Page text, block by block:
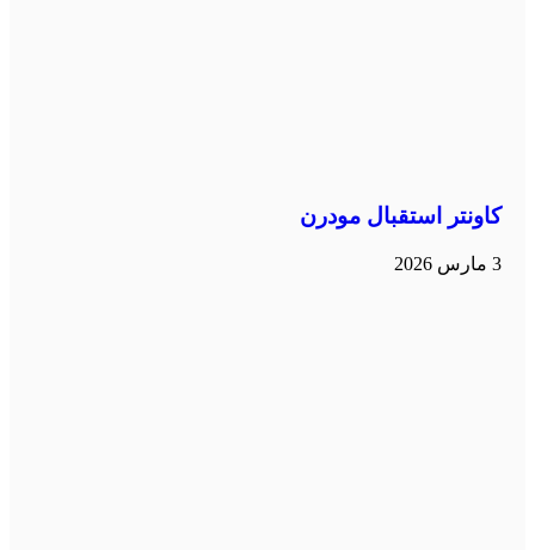
كاونتر استقبال مودرن
3 مارس 2026